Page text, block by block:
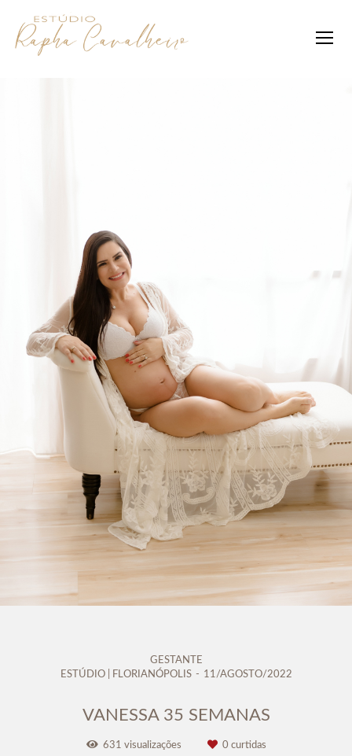
GESTANTE
ESTÚDIO | FLORIANÓPOLIS
11/AGOSTO/2022
VANESSA 35 SEMANAS
631 visualizações 0 curtidas